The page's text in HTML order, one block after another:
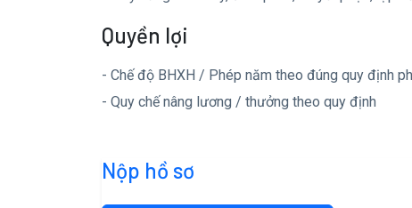
Quyền lợi
- Chế độ BHXH / Phép năm theo đúng quy định
- Quy chế nâng lương / thưởng theo quy định
Nộp hồ sơ